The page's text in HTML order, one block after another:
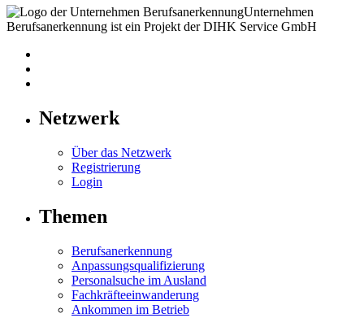
Unternehmen
Berufsanerkennung ist ein Projekt der DIHK Service GmbH
Netzwerk
Über das Netzwerk
Registrierung
Login
Themen
Berufsanerkennung
Anpassungsqualifizierung
Personalsuche im Ausland
Fachkräfteeinwanderung
Ankommen im Betrieb